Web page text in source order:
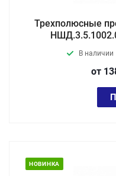
Трехполюсные
В наличии
от
НОВИНКА